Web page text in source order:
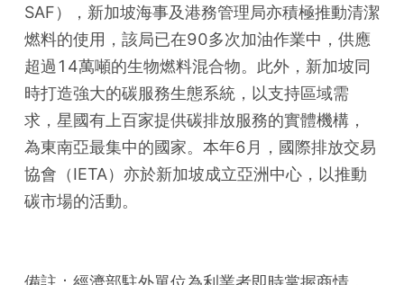
SAF），新加坡海事及港務管理局亦積極推動清潔
燃料的使用，該局已在90多次加油作業中，供應
超過14萬噸的生物燃料混合物。此外，新加坡同
時打造強大的碳服務生態系統，以支持區域需
求，星國有上百家提供碳排放服務的實體機構，
為東南亞最集中的國家。本年6月，國際排放交易
協會（IETA）亦於新加坡成立亞洲中心，以推動
碳市場的活動。